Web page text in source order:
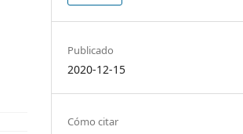
Publicado
2020-12-15
Cómo citar